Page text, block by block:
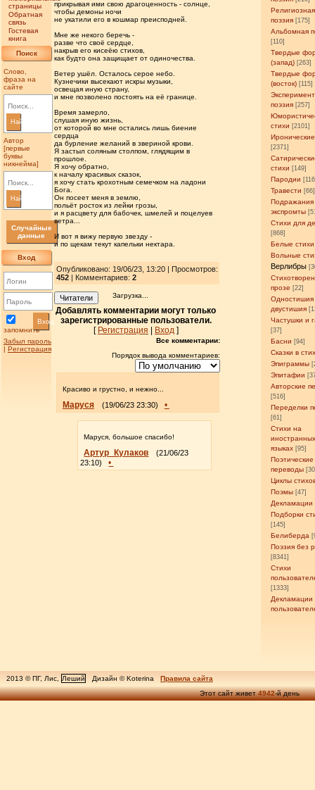
страницы
Обратная
связь
Гостевая
книга
Поиск
Слово,
фраза на
сайте
Найти
Автор
[первые
буквы
никнейма]
Найти
Случайные
данные
Вход
запомнить
Вход
Забыл пароль
| Регистрация
Религиозная
поэзия [175]
Альбомная
[110]
Твердые
(запад) [263]
Твердые
(восток) [115]
поэзия [257]
стихи [2101]
[2371]
стихи [149]
Пародии
Травести [66]
Подражания
экспромты
Стихи для
[868]
Белые стихи
Вольные
Верлибры
прозе [22]
Одностишия
двустишия
Частушки и
[37]
Басни [94]
Сказки в
Эпиграммы
Эпитафии
Авторские
[516]
Переделки
[61]
Стихи на
языках [95]
Поэтические
переводы
Циклы
Поэмы [47]
Декламации
Подборки
[145]
Белиберда
Поэзия без
[8341]
Стихи
[1333]
Декламации
прикрывая ими свою драгоценность - солнце,
чтобы демоны ночи
не укатили его в кошмар преисподней.
Мне же некого беречь -
разве что своё сердце,
накрыв его кисеёю стихов,
как будто она защищает от одиночества.
Ветер ушёл. Осталось серое небо.
Кузнечики высекают искры музыки,
освещая иную страну,
и мне позволено постоять на её границе.
Время замерло,
слушая иную жизнь,
от которой во мне остались лишь биение
сердца
да бурление желаний в звериной крови.
Я застыл соляным столпом, глядящим в
прошлое.
Я хочу обратно,
к началу красивых сказок,
я хочу стать крохотным семечком на ладони
Бога.
Он посеет меня в землю,
польёт росток из лейки грозы,
и я расцвету для бабочек, шмелей и поцелуев
ветра...
И вот я вижу первую звезду -
и по щекам текут капельки нектара.
Опубликовано: 19/06/23, 13:20 | Просмотров:
452| Комментариев: 2
Читатели Загрузка...
Добавлять комментарии могут только
зарегистрированные пользователи.
[ Регистрация Вход]
Все комментарии:
Порядок вывода комментариев:
Красиво и грустно, и нежно...
Маруся (19/06/23 23:30) •
Маруся, большое спасибо!
Артур_Кулаков
(21/06/23
23:10)
•
2013 © ПГ, Лис, Леший Дизайн © Koterina
Правила сайта
Этот сайт живет4942-й день